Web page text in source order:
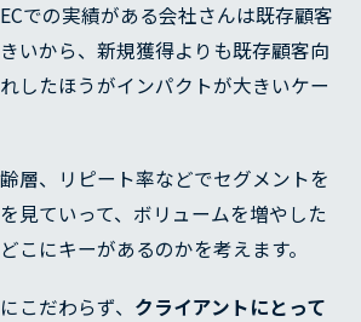
での実績がある会社さんは既存顧客
いから、新規獲得よりも既存顧客向
したほうがインパクトが大きいケー
層、リピート率などでセグメントを
見ていって、ボリュームを増やした
こにキーがあるのかを考えます。
こだわらず、 クライアントにとって